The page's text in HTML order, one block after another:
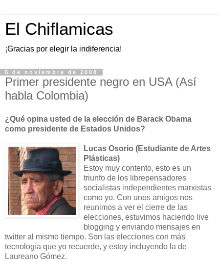
El Chiflamicas
¡Gracias por elegir la indiferencia!
5 de noviembre de 2008
Primer presidente negro en USA (Así
habla Colombia)
¿Qué opina usted de la elección de Barack Obama
como presidente de Estados Unidos?
Lucas Osorio (Estudiante de Artes
Plásticas)
Estoy muy contento, esto es un
triunfo de los librepensadores
socialistas independientes marxistas
como yo. Con unos amigos nos
reunimos a ver el cierre de las
elecciones, estuvimos haciendo live
blogging y enviando mensajes en
twitter al mismo tiempo. Son las elecciones con más
tecnología que yo recuerde, y estoy incluyendo la de
Laureano Gómez.